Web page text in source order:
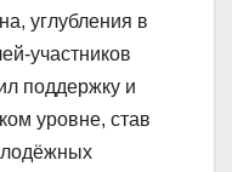
углубления в
участников
поддержку и
уровне, став